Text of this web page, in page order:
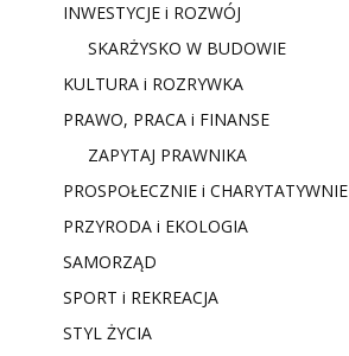
INWESTYCJE i ROZWÓJ
SKARŻYSKO W BUDOWIE
KULTURA i ROZRYWKA
PRAWO, PRACA i FINANSE
ZAPYTAJ PRAWNIKA
PROSPOŁECZNIE i CHARYTATYWNIE
PRZYRODA i EKOLOGIA
SAMORZĄD
SPORT i REKREACJA
STYL ŻYCIA